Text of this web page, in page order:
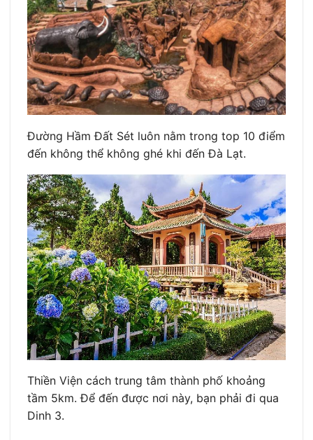
Đường Hầm Đất Sét luôn nằm trong top 10 điểm
đến không thể không ghé khi đến Đà Lạt.
Thiền Viện cách trung tâm thành phố khoảng
tầm 5km. Để đến được nơi này, bạn phải đi qua
Dinh 3.